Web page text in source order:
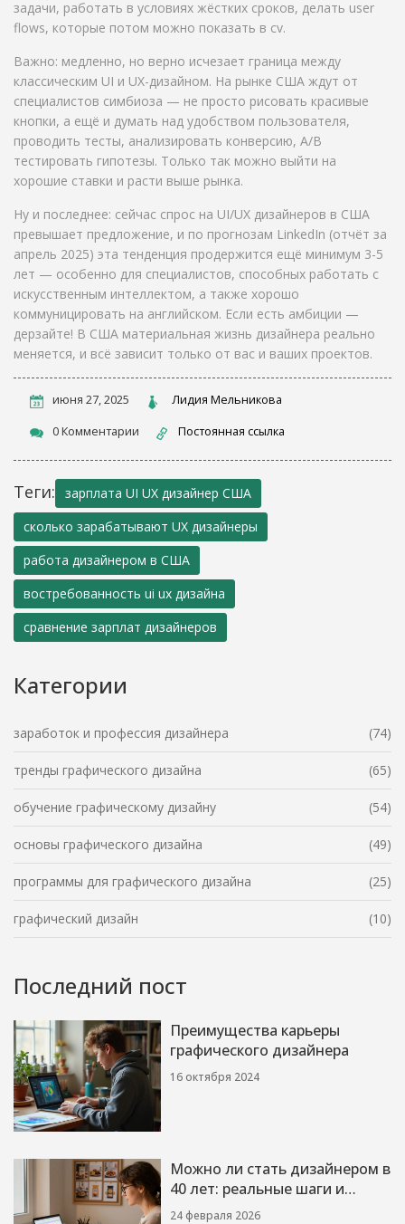
задачи, работать в условиях жёстких сроков, делать user
flows, которые потом можно показать в cv.
Важно: медленно, но верно исчезает граница между
классическим UI и UX-дизайном. На рынке США ждут от
специалистов симбиоза — не просто рисовать красивые
кнопки, а ещё и думать над удобством пользователя,
проводить тесты, анализировать конверсию, A/B
тестировать гипотезы. Только так можно выйти на
хорошие ставки и расти выше рынка.
Ну и последнее: сейчас спрос на UI/UX дизайнеров в США
превышает предложение, и по прогнозам LinkedIn (отчёт за
апрель 2025) эта тенденция продержится ещё минимум 3-5
лет — особенно для специалистов, способных работать с
искусственным интеллектом, а также хорошо
коммуницировать на английском. Если есть амбиции —
дерзайте! В США материальная жизнь дизайнера реально
меняется, и всё зависит только от вас и ваших проектов.
июня 27, 2025 Лидия Мельникова
0 Комментарии Постоянная ссылка
Теги:
зарплата UI UX дизайнер США
сколько зарабатывают UX дизайнеры
работа дизайнером в США
востребованность ui ux дизайна
сравнение зарплат дизайнеров
Категории
заработок и профессия дизайнера (74)
тренды графического дизайна (65)
обучение графическому дизайну (54)
основы графического дизайна (49)
программы для графического дизайна (25)
графический дизайн (10)
Последний пост
Преимущества карьеры
графического дизайнера
16 октября 2024
Можно ли стать дизайнером в
40 лет: реальные шаги и
примеры
24 февраля 2026